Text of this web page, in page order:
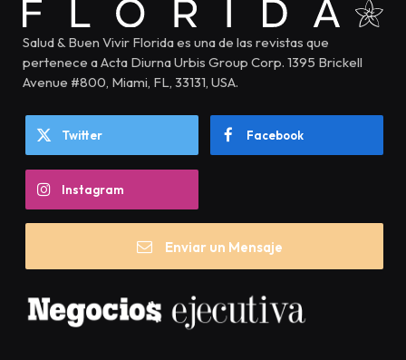
Salud & Buen Vivir Florida es una de las revistas que
pertenece a Acta Diurna Urbis Group Corp. 1395 Brickell
Avenue #800, Miami, FL, 33131, USA.
Twitter Facebook
Instagram
Enviar un Mensaje